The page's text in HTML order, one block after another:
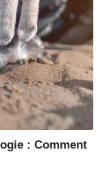
: Comment